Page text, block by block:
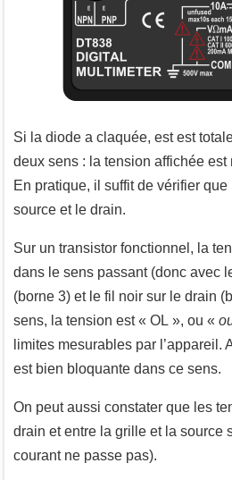
Si la diode a claquée, est est
deux sens : la tension affichée est
En pratique, il suffit de vérifier
source et le drain.
Sur un transistor fonctionnel, la
dans le sens passant (donc avec
(borne 3) et le fil noir sur le drain
sens, la tension est « OL », ou «
limites mesurables par l’appareil.
est bien bloquante dans ce sens.
On peut aussi constater que les
drain et entre la grille et la source
courant ne passe pas).